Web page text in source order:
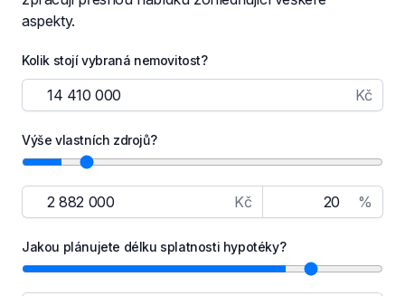
aspekty.
Kolik stojí vybraná nemovitost?
Kč
Výše vlastních zdrojů?
Kč %
Jakou plánujete délku splatnosti hypotéky?